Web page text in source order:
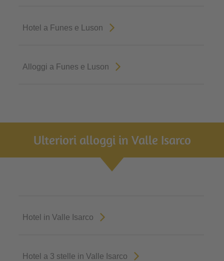
Hotel a Funes e Luson
Alloggi a Funes e Luson
Ulteriori alloggi in Valle Isarco
Hotel in Valle Isarco
Hotel a 3 stelle in Valle Isarco